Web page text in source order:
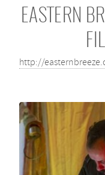
EASTERN
http://